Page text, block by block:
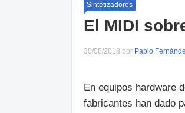
Sintetizadores
El MIDI
30/08/2018 por Pablo
En equipos hardware
fabricantes han dado